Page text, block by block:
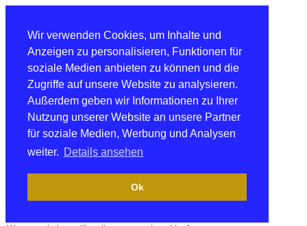
Wir verwenden Cookies, um Inhalte und
Anzeigen zu personalisieren, Funktionen für
soziale Medien anbieten zu können und die
Zugriffe auf unsere Website zu analysieren.
Außerdem geben wir Informationen zu Ihrer
Nutzung unserer Website an unsere Partner
für soziale Medien, Werbung und Analysen
weiter. Details ansehen
Ok